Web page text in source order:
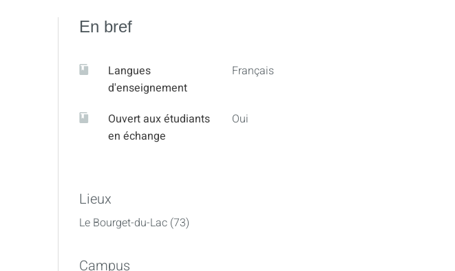
En bref
Langues
d'enseignement
Français
Ouvert aux étudiants
en échange
Oui
Lieux
Le Bourget-du-Lac (73)
Campus